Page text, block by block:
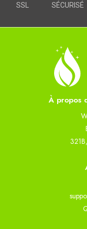
SSL SÉCURISÉ
À propos